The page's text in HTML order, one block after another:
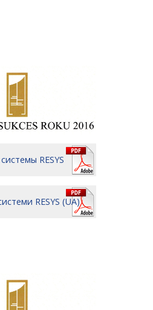
RESYS
RESYS (UA)